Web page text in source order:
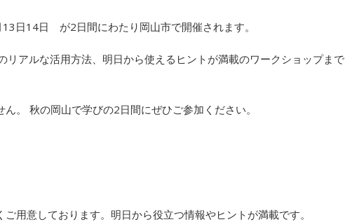
日14日 が2日間にわたり岡山市で開催されます。
アルな活用方法、明日から使えるヒントが満載のワークショップまで
。 秋の岡山で学びの2日間にぜひご参加ください。
用意しております。明日から役立つ情報やヒントが満載です。